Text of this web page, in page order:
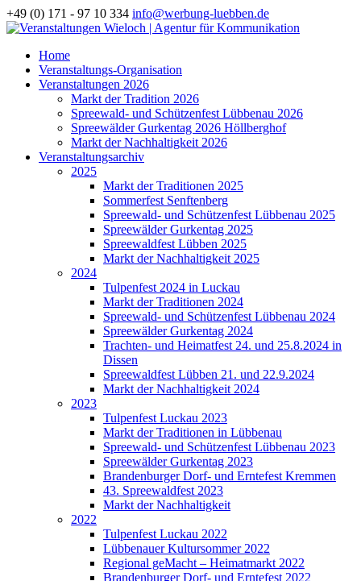
+49 (0) 171 - 97 10 334 info@werbung-luebben.de
Home
Veranstaltungs-Organisation
Veranstaltungen 2026
Markt der Tradition 2026
Spreewald- und Schützenfest Lübbenau 2026
Spreewälder Gurkentag 2026 Höllberghof
Markt der Nachhaltigkeit 2026
Veranstaltungsarchiv
2025
Markt der Traditionen 2025
Sommerfest Senftenberg
Spreewald- und Schützenfest Lübbenau 2025
Spreewälder Gurkentag 2025
Spreewaldfest Lübben 2025
Markt der Nachhaltigkeit 2025
2024
Tulpenfest 2024 in Luckau
Markt der Traditionen 2024
Spreewald- und Schützenfest Lübbenau 2024
Spreewälder Gurkentag 2024
Trachten- und Heimatfest 24. und 25.8.2024 in
Dissen
Spreewaldfest Lübben 21. und 22.9.2024
Markt der Nachhaltigkeit 2024
2023
Tulpenfest Luckau 2023
Markt der Traditionen in Lübbenau
Spreewald- und Schützenfest Lübbenau 2023
Spreewälder Gurkentag 2023
Brandenburger Dorf- und Erntefest Kremmen
43. Spreewaldfest 2023
Markt der Nachhaltigkeit
2022
Tulpenfest Luckau 2022
Lübbenauer Kultursommer 2022
Regional geMacht – Heimatmarkt 2022
Brandenburger Dorf- und Erntefest 2022